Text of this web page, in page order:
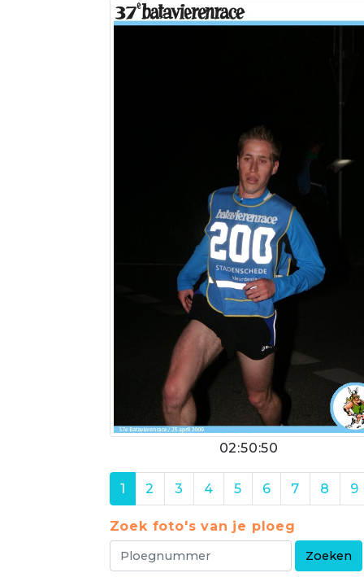
02:50:50
1 2 3 4 5 6 7 8 9
Zoek foto's van je ploeg